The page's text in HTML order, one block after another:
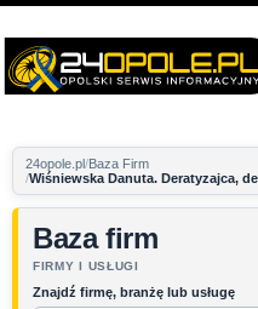
24opole.pl Baza Firm
Wiśniewska Danuta. Deratyzajca,
Baza firm
FIRMY I USŁUGI
Znajdź firmę, branżę lub usługę